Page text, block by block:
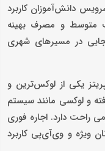
دانش‌آموزان کاربرد
متوسط و مصرف بهینه
در مسیرهای شهری
یکی از لوکس‌ترین و
و لوکسی مانند سیستم
راحت دارد. اجاره فوری
ویژه و وی‌آی‌پی کاربرد